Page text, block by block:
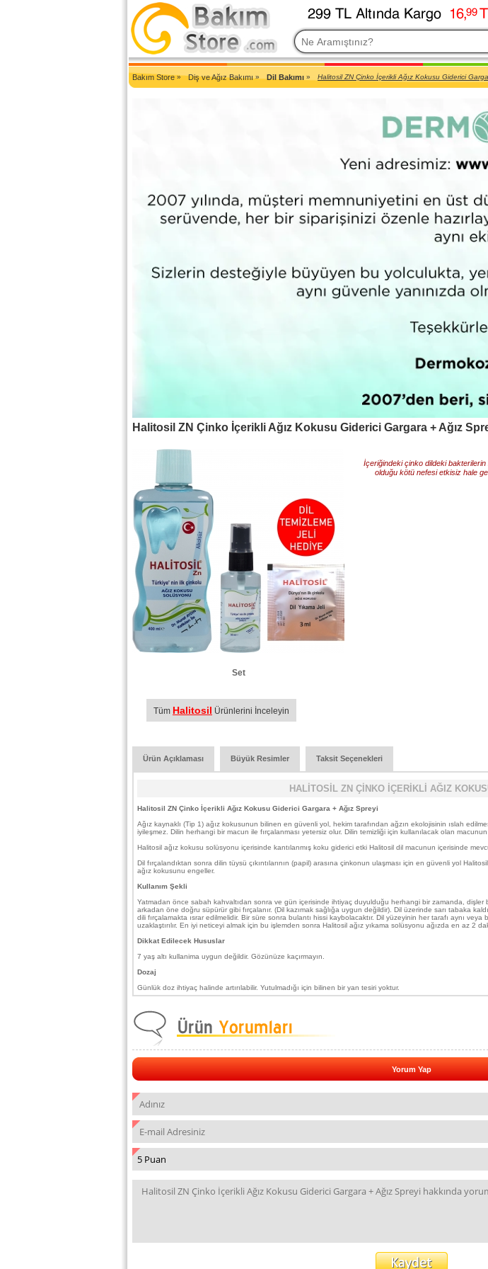
2007'den Beri Türkiye'nin En Güncel Bakım Ürünleri Eczane Sitesi
Bakım Store» Diş ve Ağız Bakımı » Dil Bakımı » Halitosil ZN Çinko İçerikli Ağız Kokusu Giderici
Halitosil ZN Çinko İçerikli Ağız Kokusu Giderici Gargara + Ağız
Set
İçeriğindeki çinko dildeki bakterilerin
olduğu kötü nefesi etkisiz hale
Tüm Halitosil Ürünlerini İnceleyin
Ürün Açıklaması Büyük Resimler Taksit Seçenekleri
HALİTOSİL ZN ÇİNKO İÇERİKLİ AĞIZ
Halitosil ZN Çinko İçerikli Ağız Kokusu Giderici Gargara + Ağız Spreyi
Ağız kaynaklı (Tip 1) ağız kokusunun bilinen en güvenli yol, hekim tarafından ağzın ekolojisinin ıslah
iyileşmez. Dilin herhangi bir macun ile fırçalanması yetersiz olur. Dilin temizliği için kullanılacak olan
Halitosil ağız kokusu solüsyonu içerisinde kantılanmış koku giderici etki Halitosil dil macunun içerisinde
Dil fırçalandıktan sonra dilin tüysü çıkıntılarının (papil) arasına çinkonun ulaşması için en güvenli yol
ağız kokusunu engeller.
Kullanım Şekli
Yatmadan önce sabah kahvaltıdan sonra ve gün içerisinde ihtiyaç duyulduğu herhangi bir zamanda, dişler
arkadan öne doğru süpürür gibi fırçalanır. (Dil kazımak sağlığa uygun değildir). Dil üzerinde sarı tabaka
dili fırçalamakta ısrar edilmelidir. Bir süre sonra bulantı hissi kaybolacaktır. Dil yüzeyinin her tarafı aynı
uzaklaştırılır. En iyi neticeyi almak için bu işlemden sonra Halitosil ağız yıkama solüsyonu ağızda en az 2
Dikkat Edilecek Hususlar
7 yaş altı kullanima uygun değildir. Gözünüze kaçırmayın.
Dozaj
Günlük doz ihtiyaç halinde artırılabilir. Yutulmadığı için bilinen bir yan tesiri yoktur.
Yorum Yap